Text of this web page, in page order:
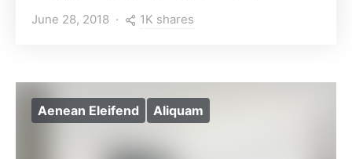
June 28, 2018 1K shares
Aenean Eleifend Aliquam